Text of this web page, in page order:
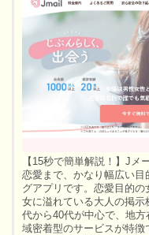
【15秒で簡単解説！】Jメ
恋愛まで、かなり幅広い目
グアプリです。恋愛目的の
女に溢れている大人の掲
代から40代が中心で、地
域密着型のサービスが特徴